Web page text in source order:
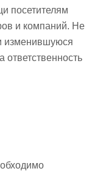
посетителям
и компаний. Не
изменившуюся